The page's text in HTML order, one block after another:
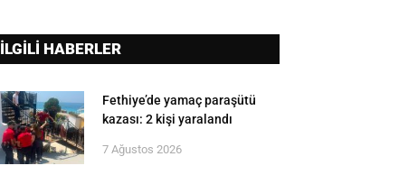
İLGİLİ HABERLER
Fethiye’de yamaç paraşütü
kazası: 2 kişi yaralandı
7 Ağustos 2026